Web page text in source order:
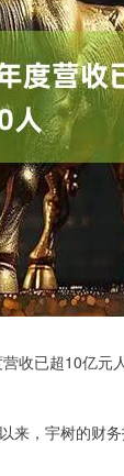
收已超10亿元
来，宇树的财